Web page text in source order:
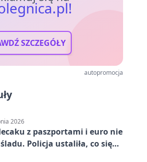
SZCZEGÓŁY
autopromocja
2026
z paszportami i euro nie
śladu. Policja ustaliła, co się